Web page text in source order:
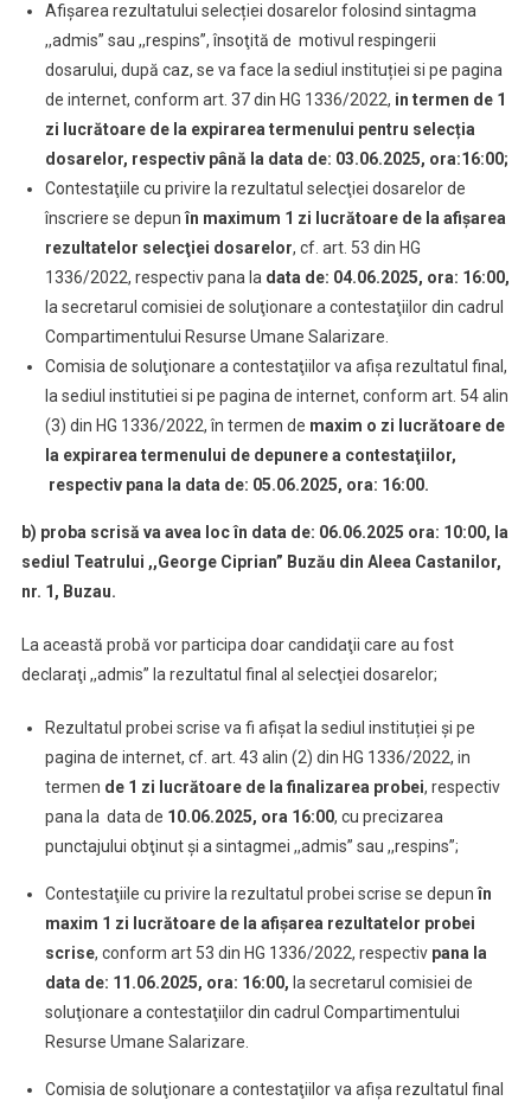
Afișarea rezultatului selecției dosarelor folosind sintagma
,,admis” sau ,,respins”, însoţită de motivul respingerii
dosarului, după caz, se va face la sediul instituției si pe pagina
de internet, conform art. 37 din HG 1336/2022, in termen de 1
zi lucrătoare de la expirarea termenului pentru selecția
dosarelor, respectiv până la data de: 03.06.2025, ora:16:00;
Contestaţiile cu privire la rezultatul selecţiei dosarelor de
înscriere se depunîn maximum 1 zi lucrătoare de la afişarea
rezultatelor selecţiei dosarelor, cf. art. 53 din HG
1336/2022, respectiv pana la data de: 04.06.2025, ora: 16:00,
la secretarul comisiei de soluţionare a contestaţiilor din cadrul
Compartimentului Resurse Umane Salarizare.
Comisia de soluţionare a contestaţiilor va afişa rezultatul final,
la sediul institutiei si pe pagina de internet, conform art. 54 alin
(3) din HG 1336/2022, în termen de maxim o zi lucrătoare de
la expirarea termenului de depunere a contestaţiilor,
respectiv pana la data de: 05.06.2025, ora: 16:00.
b) proba scrisă va avea loc în data de: 06.06.2025 ora: 10:00, la
sediul Teatrului ,,George Ciprian” Buzău din Aleea Castanilor,
nr. 1, Buzau.
La această probă vor participa doar candidaţii care au fost
declaraţi ,,admis” la rezultatul final al selecţiei dosarelor;
Rezultatul probei scrise va fi afişat la sediul instituției și pe
pagina de internet, cf. art. 43 alin (2) din HG 1336/2022, in
termen de 1 zi lucrătoare de la finalizarea probei, respectiv
pana la data de 10.06.2025, ora 16:00, cu precizarea
punctajului obţinut şi a sintagmei ,,admis” sau ,,respins”;
Contestaţiile cu privire la rezultatul probei scrise se depunîn
maxim 1 zi lucrătoare de la afişarea rezultatelor probei
scrise, conform art 53 din HG 1336/2022, respectiv pana la
data de: 11.06.2025, ora: 16:00, la secretarul comisiei de
soluţionare a contestaţiilor din cadrul Compartimentului
Resurse Umane Salarizare.
Comisia de soluţionare a contestaţiilor va afişa rezultatul final